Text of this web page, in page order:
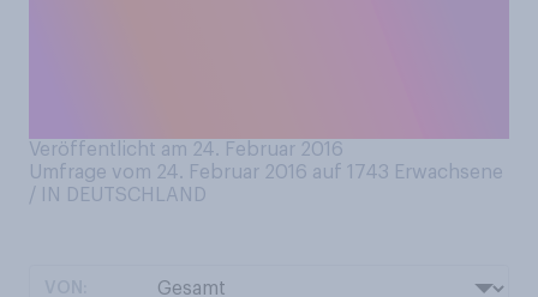
Veröffentlicht am 24. Februar 2016
Umfrage vom 24. Februar 2016 auf 1743 Erwachsene
/ IN DEUTSCHLAND